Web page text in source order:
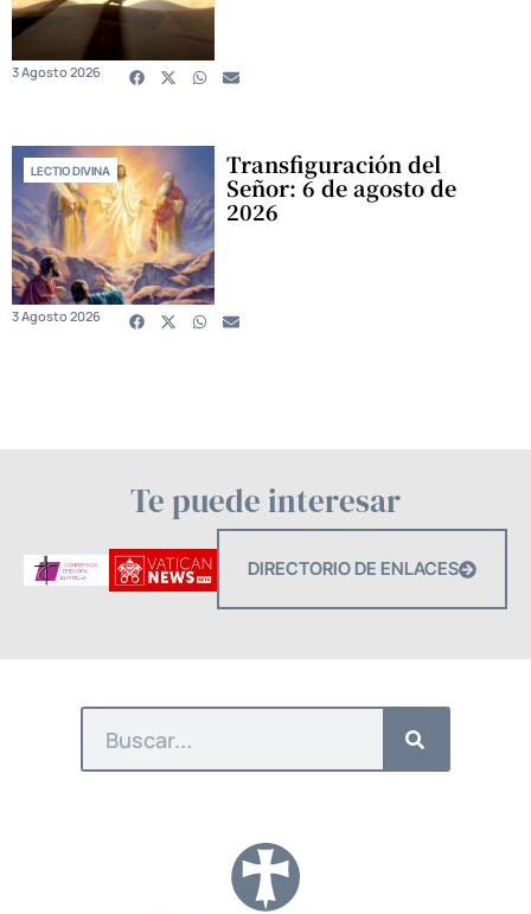
3 Agosto 2026
LECTIO DIVINA Transfiguración del
Señor: 6 de agosto de
2026
3 Agosto 2026
Te puede interesar
DIRECTORIO DE ENLACES